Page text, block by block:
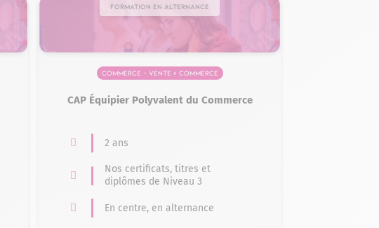
Formation en alternance
Commerce – Vente > Commerce
CAP Équipier Polyvalent du Commerce
2 ans
Nos certificats, titres et
diplômes de Niveau 3
En centre, en alternance